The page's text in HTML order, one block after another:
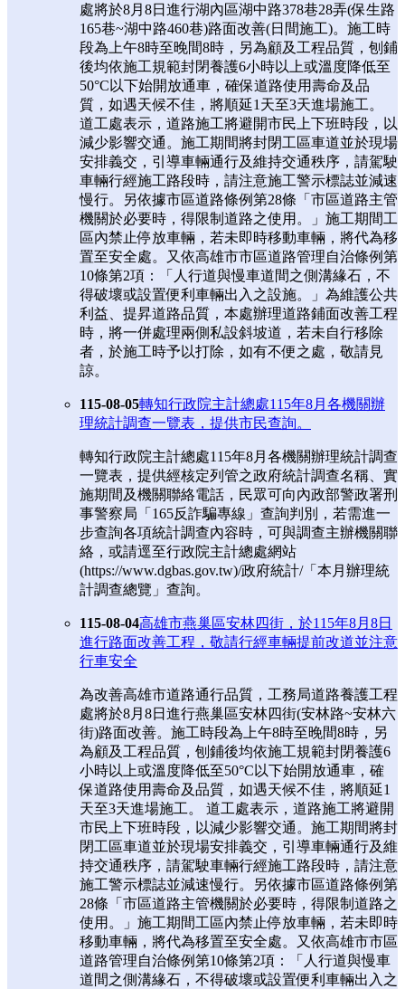
處將於8月8日進行湖內區湖中路378巷28弄(保生路
165巷~湖中路460巷)路面改善(日間施工)。施工時
段為上午8時至晚間8時，另為顧及工程品質，刨鋪
後均依施工規範封閉養護6小時以上或溫度降低至
50°C以下始開放通車，確保道路使用壽命及品
質，如遇天候不佳，將順延1天至3天進場施工。
道工處表示，道路施工將避開市民上下班時段，以
減少影響交通。施工期間將封閉工區車道並於現場
安排義交，引導車輛通行及維持交通秩序，請駕駛
車輛行經施工路段時，請注意施工警示標誌並減速
慢行。另依據市區道路條例第28條「市區道路主管
機關於必要時，得限制道路之使用。」施工期間工
區內禁止停放車輛，若未即時移動車輛，將代為移
置至安全處。又依高雄市市區道路管理自治條例第
10條第2項：「人行道與慢車道間之側溝緣石，不
得破壞或設置便利車輛出入之設施。」為維護公共
利益、提昇道路品質，本處辦理道路鋪面改善工程
時，將一併處理兩側私設斜坡道，若未自行移除
者，於施工時予以打除，如有不便之處，敬請見
諒。
115-08-05轉知行政院主計總處115年8月各機關辦
理統計調查一覽表，提供市民查詢。
轉知行政院主計總處115年8月各機關辦理統計調查
一覽表，提供經核定列管之政府統計調查名稱、實
施期間及機關聯絡電話，民眾可向內政部警政署刑
事警察局「165反詐騙專線」查詢判別，若需進一
步查詢各項統計調查內容時，可與調查主辦機關聯
絡，或請逕至行政院主計總處網站
(https://www.dgbas.gov.tw)/政府統計/「本月辦理統
計調查總覽」查詢。
115-08-04高雄市燕巢區安林四街，於115年8月8日
進行路面改善工程，敬請行經車輛提前改道並注意
行車安全
為改善高雄市道路通行品質，工務局道路養護工程
處將於8月8日進行燕巢區安林四街(安林路~安林六
街)路面改善。施工時段為上午8時至晚間8時，另
為顧及工程品質，刨鋪後均依施工規範封閉養護6
小時以上或溫度降低至50°C以下始開放通車，確
保道路使用壽命及品質，如遇天候不佳，將順延1
天至3天進場施工。 道工處表示，道路施工將避開
市民上下班時段，以減少影響交通。施工期間將封
閉工區車道並於現場安排義交，引導車輛通行及維
持交通秩序，請駕駛車輛行經施工路段時，請注意
施工警示標誌並減速慢行。另依據市區道路條例第
28條「市區道路主管機關於必要時，得限制道路之
使用。」施工期間工區內禁止停放車輛，若未即時
移動車輛，將代為移置至安全處。又依高雄市市區
道路管理自治條例第10條第2項：「人行道與慢車
道間之側溝緣石，不得破壞或設置便利車輛出入之